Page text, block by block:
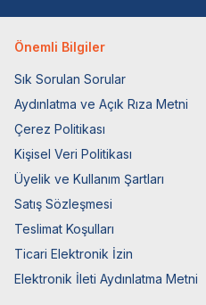
Önemli Bilgiler
Sık Sorulan Sorular
Aydınlatma ve Açık Rıza Metni
Çerez Politikası
Kişisel Veri Politikası
Üyelik ve Kullanım Şartları
Satış Sözleşmesi
Teslimat Koşulları
Ticari Elektronik İzin
Elektronik İleti Aydınlatma Metni